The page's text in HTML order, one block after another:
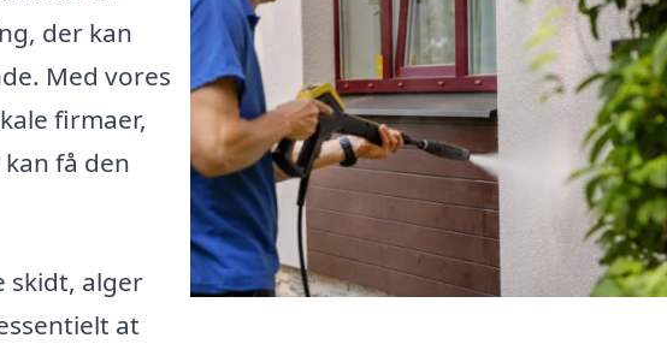
der kan
Med vores
firmaer,
få den
skidt, alger
at